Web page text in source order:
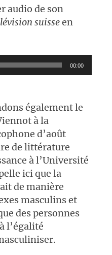
audio de son
suisseen
00:00
également le
à la
d’août
de littérature
à l’Université
ici que la
de manière
masculins et
des personnes
l’égalité